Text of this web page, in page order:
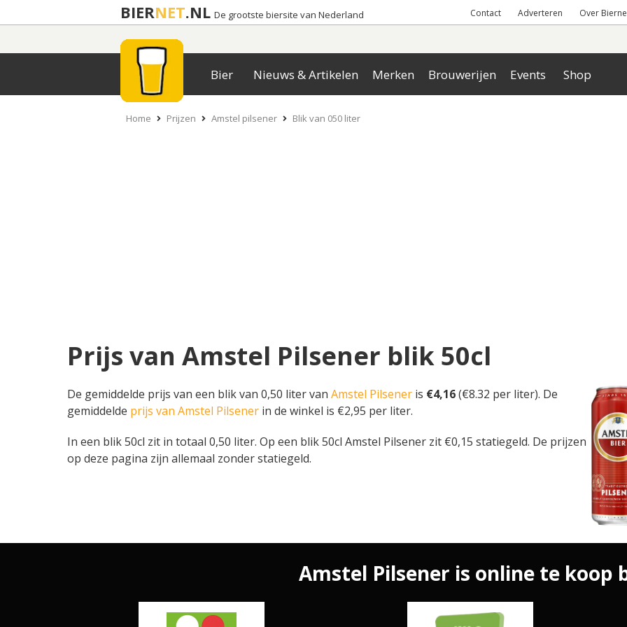
BIERNET.NL De grootste biersite van Nederland Contact Adverteren Over
Bier Nieuws & Artikelen Merken Brouwerijen Events Shop
Home Prijzen Amstel pilsener Blik van 050 liter
Prijs van Amstel Pilsener blik 50cl
De gemiddelde prijs van een blik van 0,50 liter van Amstel Pilsener is €4,16(€8.32 per liter). De
gemiddelde prijs van Amstel Pilsener in de winkel is €2,95 per liter.
In een blik 50cl zit in totaal 0,50 liter. Op een blik 50cl Amstel Pilsener zit €0,15 statiegeld. De prijzen
op deze pagina zijn allemaal zonder statiegeld.
Amstel Pilsener is online te koop